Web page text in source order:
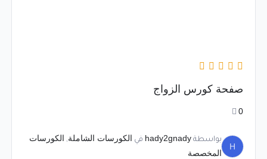
صفحة كورس الزواج
0
H
بواسطة hady2gnady في الكورسات الشاملة, الكورسات
المخصصة